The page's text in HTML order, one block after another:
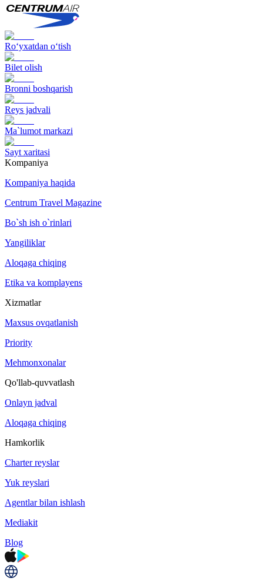
Ro‘yxatdan o‘tish
Bilet olish
Bronni boshqarish
Reys jadvali
Ma`lumot markazi
Sayt xaritasi
Kompaniya
Kompaniya haqida
Centrum Travel Magazine
Bo`sh ish o`rinlari
Yangiliklar
Aloqaga chiqing
Etika va komplayens
Xizmatlar
Maxsus ovqatlanish
Priority
Mehmonxonalar
Qo'llab-quvvatlash
Onlayn jadval
Aloqaga chiqing
Hamkorlik
Charter reyslar
Yuk reyslari
Agentlar bilan ishlash
Mediakit
Blog